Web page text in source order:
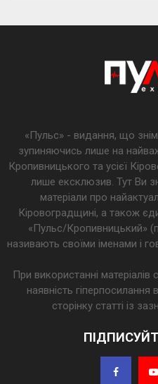
«Пульс» - видання, що
зупиняючись лише на
Кропивницького та усієї
лише ексклюзив. Тут Ви
матеріали про
Кіровоградщині, а також
«Пульс/Кропивницький»
називають своїми іменами і
При використанні
наявність
сторінку статті із